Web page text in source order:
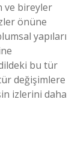
ve bireyler
önüne
yapıları
bu tür
değişimlere
izlerini daha